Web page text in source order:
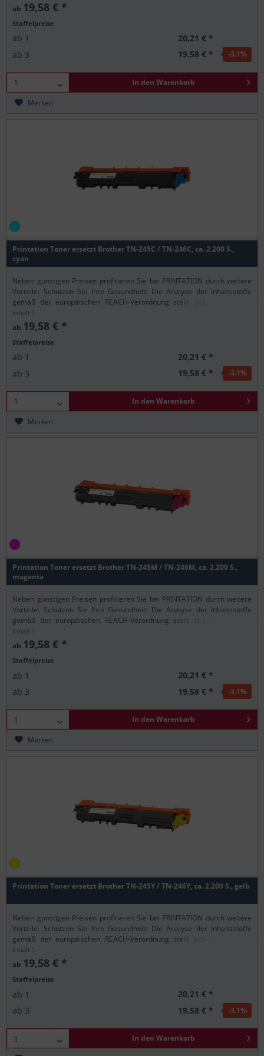
ab 19,58 € *
Staffelpreise
ab 1
20,21 € *
ab 3 19,58 € * -3.1%
In den Warenkorb
Merken
Printation Toner ersetzt Brother TN-245C / TN-246C, ca. 2.200 S.,
cyan
Neben günstigen Preisen profitieren Sie bei PRINTATION durch weitere
Vorteile: Schützen Sie Ihre Gesundheit: Die Analyse der Inhaltsstoffe
gemäß der europäischen REACH-Verordnung stellt sicher, dass alle
Printation-Produkte nur...
Inhalt 1
ab 19,58 € *
Staffelpreise
ab 1
20,21 € *
ab 3 19,58 € * -3.1%
In den Warenkorb
Merken
Printation Toner ersetzt Brother TN-245M / TN-246M, ca. 2.200 S.,
magenta
Neben günstigen Preisen profitieren Sie bei PRINTATION durch weitere
Vorteile: Schützen Sie Ihre Gesundheit: Die Analyse der Inhaltsstoffe
gemäß der europäischen REACH-Verordnung stellt sicher, dass alle
Printation-Produkte nur...
Inhalt 1
ab 19,58 € *
Staffelpreise
ab 1
20,21 € *
ab 3 19,58 € * -3.1%
In den Warenkorb
Merken
Printation Toner ersetzt Brother TN-245Y / TN-246Y, ca. 2.200 S., gelb
Neben günstigen Preisen profitieren Sie bei PRINTATION durch weitere
Vorteile: Schützen Sie Ihre Gesundheit: Die Analyse der Inhaltsstoffe
gemäß der europäischen REACH-Verordnung stellt sicher, dass alle
Printation-Produkte nur...
Inhalt 1
ab 19,58 € *
Staffelpreise
ab 1
20,21 € *
ab 3 19,58 € * -3.1%
In den Warenkorb